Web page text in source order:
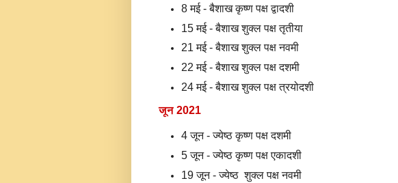
8 मई - बैशाख कृष्ण पक्ष द्वादशी
15 मई - बैशाख शुक्ल पक्ष तृतीया
21 मई - बैशाख शुक्ल पक्ष नवमी
22 मई - बैशाख शुक्ल पक्ष दशमी
24 मई - बैशाख शुक्ल पक्ष त्रयोदशी
जून 2021
4 जून - ज्येष्ठ कृष्ण पक्ष दशमी
5 जून - ज्येष्ठ कृष्ण पक्ष एकादशी
19 जून - ज्येष्ठ शुक्ल पक्ष नवमी